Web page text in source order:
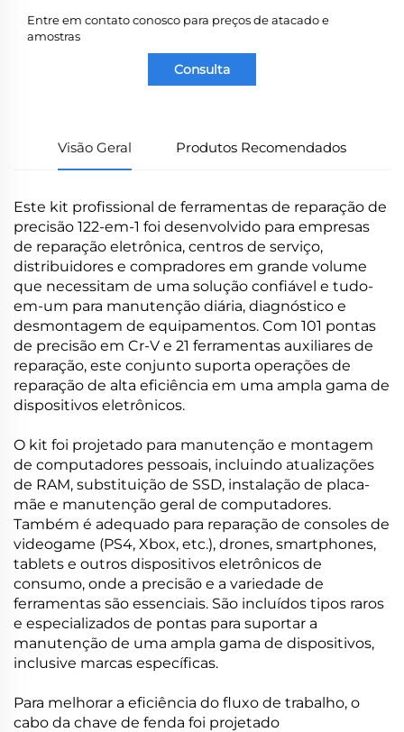
Entre em contato conosco para preços de atacado e
amostras
Consulta
Visão Geral Produtos Recomendados
Este kit profissional de ferramentas de reparação de
precisão 122-em-1 foi desenvolvido para empresas
de reparação eletrônica, centros de serviço,
distribuidores e compradores em grande volume
que necessitam de uma solução confiável e tudo-
em-um para manutenção diária, diagnóstico e
desmontagem de equipamentos. Com 101 pontas
de precisão em Cr-V e 21 ferramentas auxiliares de
reparação, este conjunto suporta operações de
reparação de alta eficiência em uma ampla gama de
dispositivos eletrônicos.
O kit foi projetado para manutenção e montagem
de computadores pessoais, incluindo atualizações
de RAM, substituição de SSD, instalação de placa-
mãe e manutenção geral de computadores.
Também é adequado para reparação de consoles de
videogame (PS4, Xbox, etc.), drones, smartphones,
tablets e outros dispositivos eletrônicos de
consumo, onde a precisão e a variedade de
ferramentas são essenciais. São incluídos tipos raros
e especializados de pontas para suportar a
manutenção de uma ampla gama de dispositivos,
inclusive marcas específicas.
Para melhorar a eficiência do fluxo de trabalho, o
cabo da chave de fenda foi projetado